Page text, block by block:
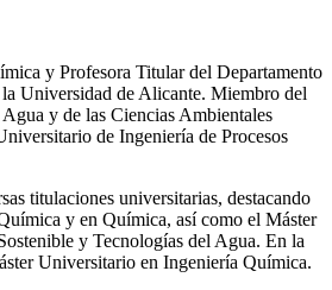
y Profesora Titular del Departamento
Universidad de Alicante. Miembro del
y de las Ciencias Ambientales
de Ingeniería de Procesos
titulaciones universitarias, destacando
y en Química, así como el Máster
y Tecnologías del Agua. En la
Universitario en Ingeniería Química.